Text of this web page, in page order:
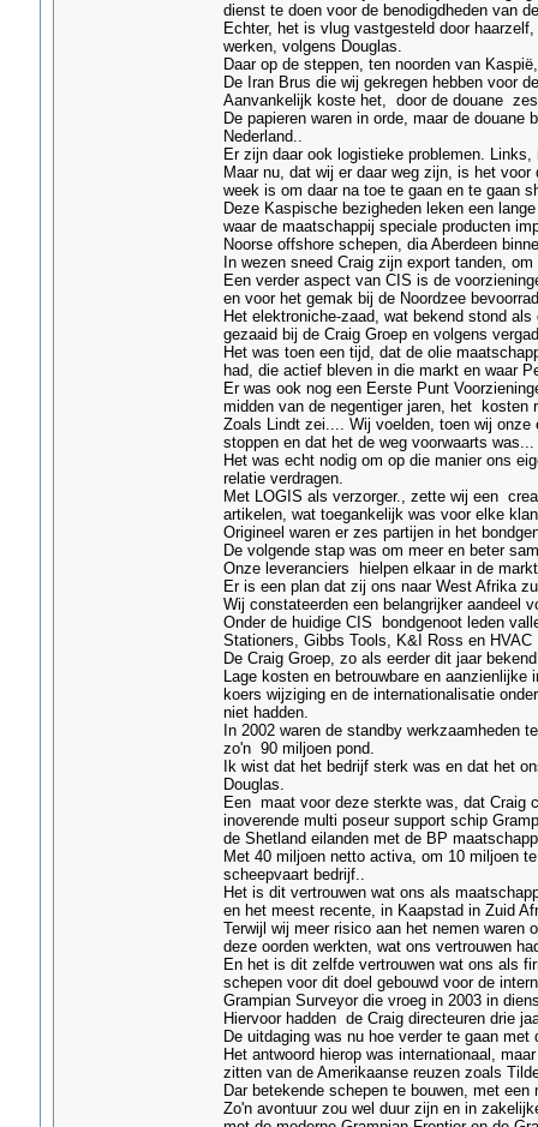
dienst te doen voor de benodigdheden van
Echter, het is vlug vastgesteld door
werken, volgens Douglas.
Daar op de steppen, ten noorden van
De Iran Brus die wij gekregen hebben voor
Aanvankelijk koste het, door de douane
De papieren waren in orde, maar de
Nederland..
Er zijn daar ook logistieke problemen.
Maar nu, dat wij er daar weg zijn, is het
week is om daar na toe te gaan en te gaan
Deze Kaspische bezigheden leken een
waar de maatschappij speciale producten
Noorse offshore schepen, dia Aberdeen
In wezen sneed Craig zijn export tanden,
Een verder aspect van CIS is de
en voor het gemak bij de Noordzee
Het elektroniche-zaad, wat bekend stond
gezaaid bij de Craig Groep en volgens
Het was toen een tijd, dat de olie
had, die actief bleven in die markt en waar
Er was ook nog een Eerste Punt
midden van de negentiger jaren, het kosten
Zoals Lindt zei.... Wij voelden, toen wij
stoppen en dat het de weg voorwaarts was...
Het was echt nodig om op die manier ons
relatie verdragen.
Met LOGIS als verzorger., zette wij een
artikelen, wat toegankelijk was voor elke
Origineel waren er zes partijen in het
De volgende stap was om meer en beter
Onze leveranciers hielpen elkaar in de
Er is een plan dat zij ons naar West Afrika
Wij constateerden een belangrijker aandeel
Onder de huidige CIS bondgenoot leden
Stationers, Gibbs Tools, K&I Ross en HVAC
De Craig Groep, zo als eerder dit jaar
Lage kosten en betrouwbare en
koers wijziging en de internationalisatie
niet hadden.
In 2002 waren de standby werkzaamheden
zo'n 90 miljoen pond.
Ik wist dat het bedrijf sterk was en dat het
Douglas.
Een maat voor deze sterkte was, dat Craig
inoverende multi poseur support schip
de Shetland eilanden met de BP
Met 40 miljoen netto activa, om 10 miljoen
scheepvaart bedrijf..
Het is dit vertrouwen wat ons als
en het meest recente, in Kaapstad in Zuid
Terwijl wij meer risico aan het nemen waren
deze oorden werkten, wat ons vertrouwen
En het is dit zelfde vertrouwen wat ons als
schepen voor dit doel gebouwd voor de
Grampian Surveyor die vroeg in 2003 in
Hiervoor hadden de Craig directeuren drie
De uitdaging was nu hoe verder te gaan
Het antwoord hierop was internationaal,
zitten van de Amerikaanse reuzen zoals
Dar betekende schepen te bouwen, met
Zo'n avontuur zou wel duur zijn en in